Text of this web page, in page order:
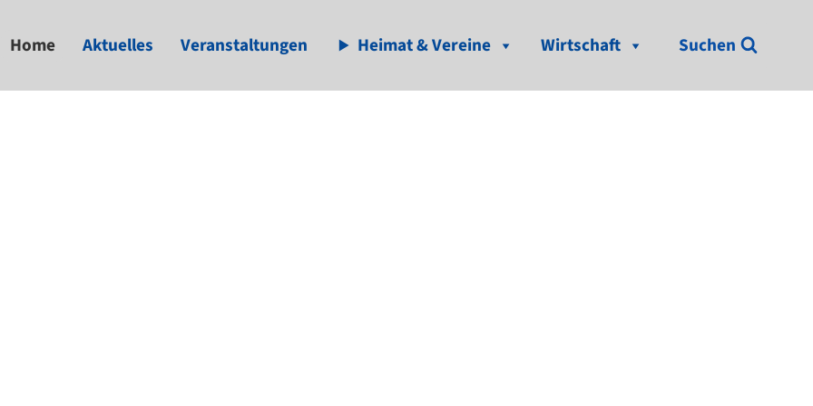
Home Aktuelles Veranstaltungen Heimat & Vereine Wirtschaft Suchen